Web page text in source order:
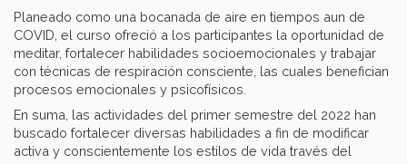
Planeado como una bocanada de aire en tiempos aun de
COVID, el curso ofreció a los participantes la oportunidad de
meditar, fortalecer habilidades socioemocionales y trabajar
con técnicas de respiración consciente, las cuales benefician
procesos emocionales y psicofísicos.
En suma, las actividades del primer semestre del 2022 han
buscado fortalecer diversas habilidades a fin de modificar
activa y conscientemente los estilos de vida través del